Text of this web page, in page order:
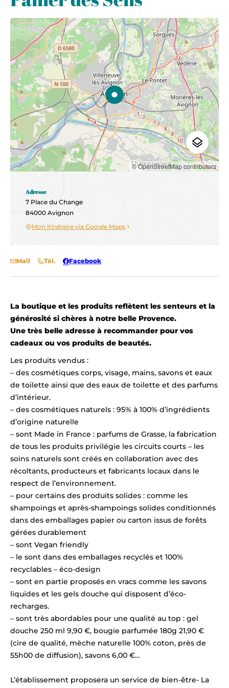
La boutique et les produits reflètent les senteurs et la
générosité si chères à notre belle Provence.
Une très belle adresse à recommander pour vos
cadeaux ou vos produits de beautés.
Les produits vendus :
– des cosmétiques corps, visage, mains, savons et eaux
de toilette ainsi que des eaux de toilette et des parfums
d’intérieur.
– des cosmétiques naturels : 95% à 100% d’ingrédients
d’origine naturelle
– sont Made in France : parfums de Grasse, la fabrication
de tous les produits privilégie les circuits courts – les
soins naturels sont créés en collaboration avec des
récoltants, producteurs et fabricants locaux dans le
respect de l’environnement.
– pour certains des produits solides : comme les
shampoings et après-shampoings solides conditionnés
dans des emballages papier ou carton issus de forêts
gérées durablement
– sont Vegan friendly
– le sont dans des emballages recyclés et 100%
recyclables – éco-design
– sont en partie proposés en vracs comme les savons
liquides et les gels douche qui disposent d’éco-
recharges.
– sont très abordables pour une qualité au top : gel
douche 250 ml 9,90 €, bougie parfumée 180g 21,90 €
(cire de qualité, mèche naturelle 100% coton, près de
55h00 de diffusion), savons 6,00 €…
L’établissement proposera un service de bien-être- La
© OpenStreetMap contributors
Adresse
7 Place du Change
84000 Avignon
Mon itinéraire via Google Maps
Mail Tél. Facebook